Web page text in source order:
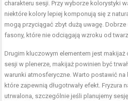
charakteru sesji. Przy wyborze kolorystyki
niektóre kolory lepiej komponują się z
mogą przyciągać zbyt dużą uwagę.
fasony, które nie odciągają wzroku od
Drugim kluczowym elementem jest makijaż
sesji w plenerze, makijaż powinien być
warunki atmosferyczne. Warto postawić
które zapewnią długotrwały efekt. Fryzura
utrwalona, szczególnie jeśli planujemy